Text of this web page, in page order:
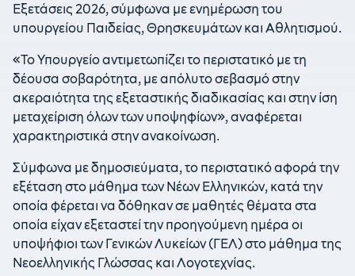
Εξετάσεις 2026, σύμφωνα με ενημέρωση του
υπουργείου Παιδείας, Θρησκευμάτων και Αθλητισμού.
«Το Υπουργείο αντιμετωπίζει το περιστατικό με τη
δέουσα σοβαρότητα, με απόλυτο σεβασμό στην
ακεραιότητα της εξεταστικής διαδικασίας και στην ίση
μεταχείριση όλων των υποψηφίων», αναφέρεται
χαρακτηριστικά στην ανακοίνωση.
Σύμφωνα με δημοσιεύματα, το περιστατικό αφορά την
εξέταση στο μάθημα των Νέων Ελληνικών, κατά την
οποία φέρεται να δόθηκαν σε μαθητές θέματα στα
οποία είχαν εξεταστεί την προηγούμενη ημέρα οι
υποψήφιοι των Γενικών Λυκείων (ΓΕΛ) στο μάθημα της
Νεοελληνικής Γλώσσας και Λογοτεχνίας.